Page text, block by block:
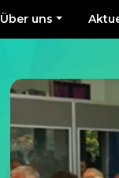
Über uns